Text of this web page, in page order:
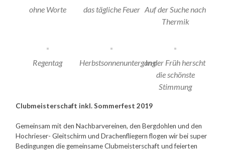
ohne Worte das tägliche Feuer Auf der Suche nach
Thermik
Regentag HerbstsonnenuntergangIn der Früh herscht
die schönste
Stimmung
Clubmeisterschaft inkl. Sommerfest 2019
Gemeinsam mit den Nachbarvereinen, den Bergdohlen und den
Hochrieser- Gleitschirm und Drachenfliegern flogen wir bei super
Bedingungen die gemeinsame Clubmeisterschaft und feierten